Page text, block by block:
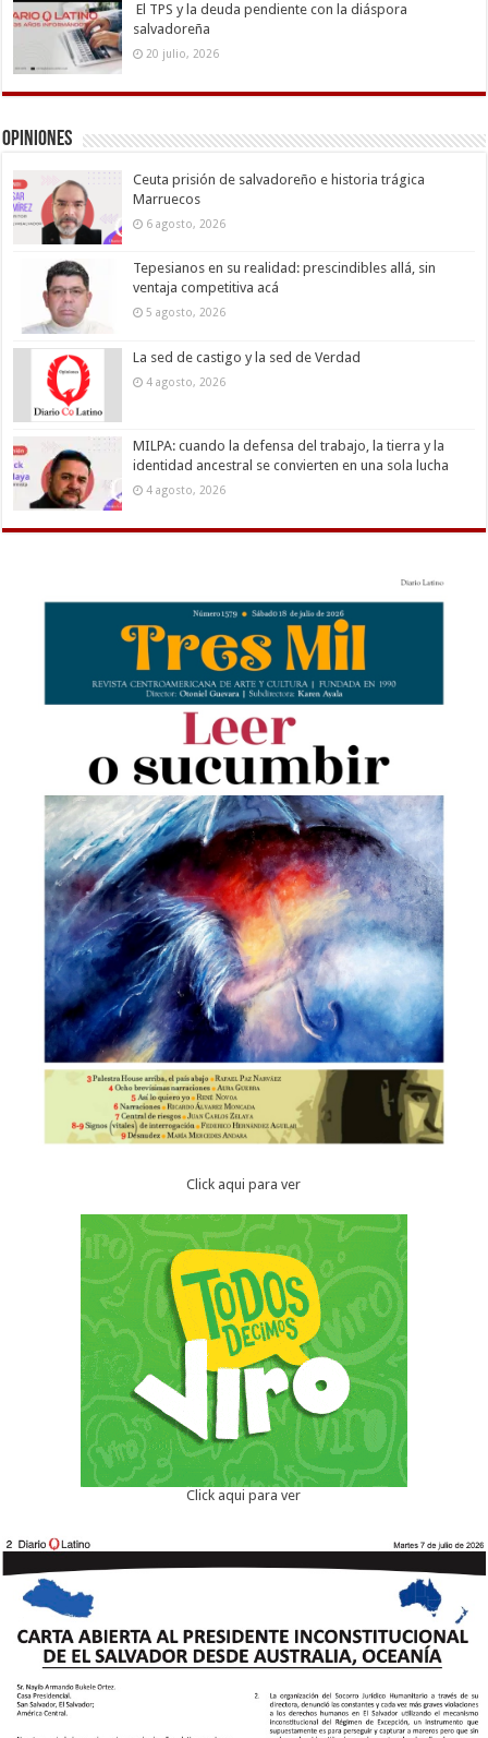
El TPS y la deuda pendiente con la diáspora
salvadoreña
20 julio, 2026
Opiniones
Ceuta prisión de salvadoreño e historia trágica
Marruecos
6 agosto, 2026
Tepesianos en su realidad: prescindibles allá, sin
ventaja competitiva acá
5 agosto, 2026
La sed de castigo y la sed de Verdad
4 agosto, 2026
MILPA: cuando la defensa del trabajo, la tierra y la
identidad ancestral se convierten en una sola lucha
4 agosto, 2026
Click aqui para ver
Click aqui para ver